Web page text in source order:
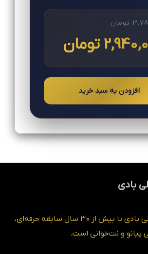
تومان
تومان
افزودن به سبد خرید
بادی
آکادمی موسیقی علی بادی با بیش از 30 سال سابقه حرفه‌ای،
پیانو و نت‌خوانی است.